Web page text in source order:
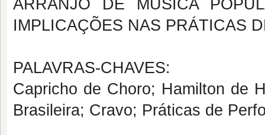
ARRANJO DE MÚSICA
IMPLICAÇÕES NAS PRÁTICAS
PALAVRAS-CHAVES:
Capricho de Choro; Hamilton de
Brasileira; Cravo; Práticas de